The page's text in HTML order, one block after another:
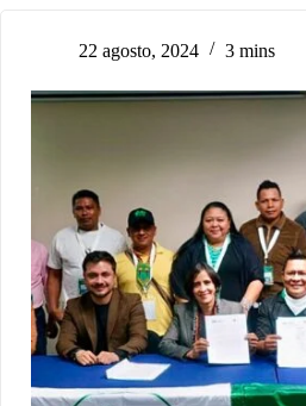
22 agosto, 2024 3 mins